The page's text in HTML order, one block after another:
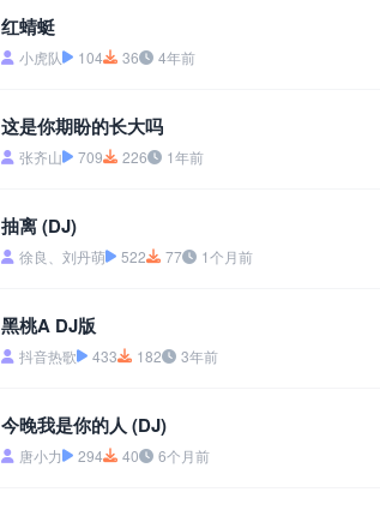
红蜻蜓
小虎队 104 36 4年前
这是你期盼的长大吗
张齐山 709 226 1年前
抽离 (DJ)
徐良、刘丹萌 522 77 1个月前
黑桃A DJ版
抖音热歌 433 182 3年前
今晚我是你的人 (DJ)
唐小力 294 40 6个月前